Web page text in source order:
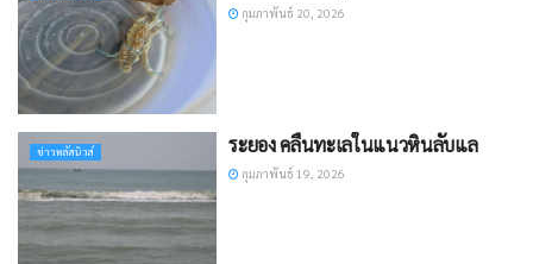
กุมภาพันธ์ 20, 2026
ข่าวพลัสนิวส์ ระยอง คลื่นทะเลในแนวหินลับแล
กุมภาพันธ์ 19, 2026